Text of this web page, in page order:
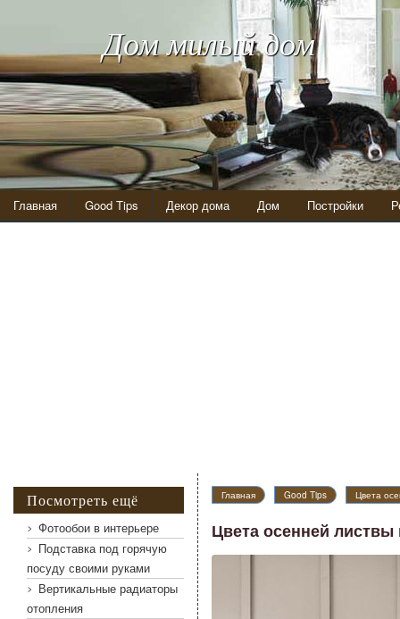
Дом милый дом
Главная Good Tips Декор дома Дом Постройки
Главная Good Tips Цвета
Цвета осенней листвы
Цвета осенней листвы в интерьере
Посмотреть ещё
Фотообои в интерьере
Подставка под горячую
посуду своими руками
Вертикальные радиаторы
отопления